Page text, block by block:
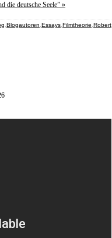
die deutsche Seele” »
Blogautoren Essays Filmtheorie Robert